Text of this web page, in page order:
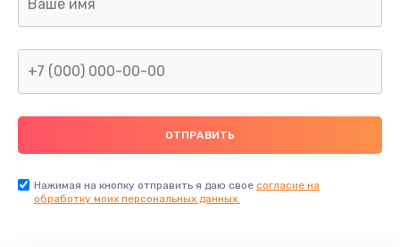
2000 руб.
Ремонт пищалок(твитеров)
900 руб.
Заказать
Нажимая на кнопку отправить я даю свое согласие на
обработку моих персональных данных.